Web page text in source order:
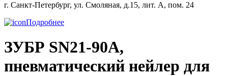
г. Санкт-Петербург, ул. Смоляная, д.15, лит. А, пом. 24
Подробнее
ЗУБР SN21-90A,
пневматический нейлер для